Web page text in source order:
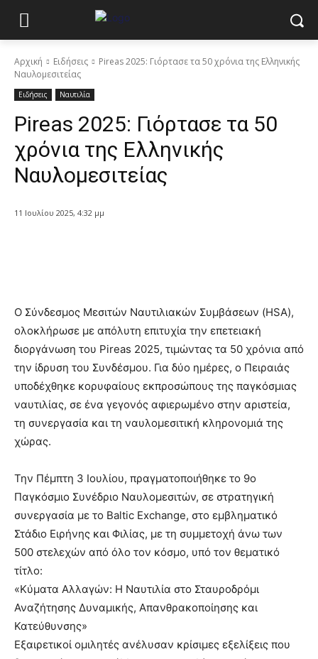
Αρχική Ειδήσεις
Pireas 2025: Γιόρτασε τα 50 χρόνια της Ελληνικής
Ναυλομεσιτείας
Ειδήσεις Ναυτιλία
Pireas 2025: Γιόρτασε τα 50
χρόνια της Ελληνικής
Ναυλομεσιτείας
11 Ιουλίου 2025, 4:32 μμ
Ο Σύνδεσμος Μεσιτών Ναυτιλιακών Συμβάσεων (HSA),
ολοκλήρωσε με απόλυτη επιτυχία την επετειακή
διοργάνωση του Pireas 2025, τιμώντας τα 50 χρόνια από
την ίδρυση του Συνδέσμου. Για δύο ημέρες, ο Πειραιάς
υποδέχθηκε κορυφαίους εκπροσώπους της παγκόσμιας
ναυτιλίας, σε ένα γεγονός αφιερωμένο στην αριστεία,
τη συνεργασία και τη ναυλομεσιτική κληρονομιά της
χώρας.
Την Πέμπτη 3 Ιουλίου, πραγματοποιήθηκε το 9ο
Παγκόσμιο Συνέδριο Ναυλομεσιτών, σε στρατηγική
συνεργασία με το Baltic Exchange, στο εμβληματικό
Στάδιο Ειρήνης και Φιλίας, με τη συμμετοχή άνω των
500 στελεχών από όλο τον κόσμο, υπό τον θεματικό
τίτλο:
«Κύματα Αλλαγών: Η Ναυτιλία στο Σταυροδρόμι
Αναζήτησης Δυναμικής, Απανθρακοποίησης και
Κατεύθυνσης»
Εξαιρετικοί ομιλητές ανέλυσαν κρίσιμες εξελίξεις που